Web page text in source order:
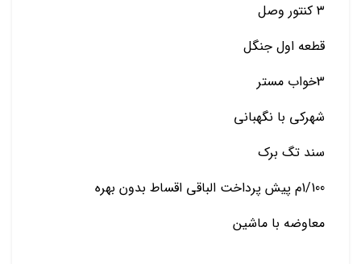
۳ کنتور وصل
قطعه اول جنگل
3خواب مستر
شهرکی با نگهبانی
سند تگ برک
1/100م پیش پرداخت الباقی اقساط بدون بهره
معاوضه با ماشین